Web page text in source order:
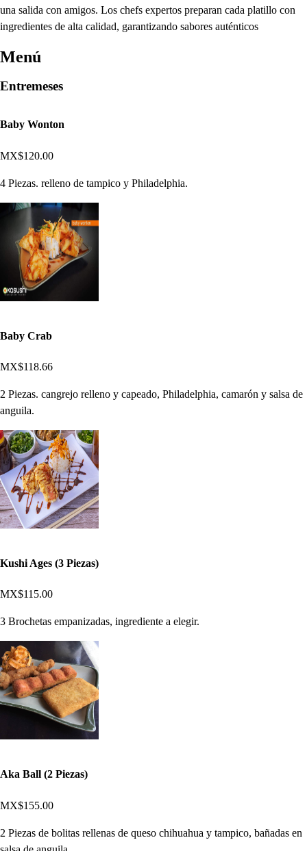
una salida con amigos. Los chefs expertos preparan cada platillo con
ingredientes de alta calidad, garantizando sabores auténticos
Menú
Entremeses
Baby Wonton
MX$120.00
4 Piezas. relleno de tampico y Philadelphia.
Baby Crab
MX$118.66
2 Piezas. cangrejo relleno y capeado, Philadelphia, camarón y salsa de
anguila.
Kushi Ages (3 Piezas)
MX$115.00
3 Brochetas empanizadas, ingrediente a elegir.
Aka Ball (2 Piezas)
MX$155.00
2 Piezas de bolitas rellenas de queso chihuahua y tampico, bañadas en